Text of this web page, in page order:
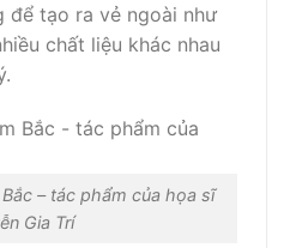
để tạo ra vẻ ngoài như
chất liệu khác nhau
– tác phẩm của họa sĩ
Gia Trí